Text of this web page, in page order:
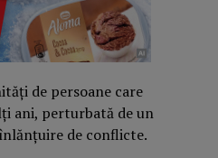
de persoane care
ani, perturbată de un
de conflicte.